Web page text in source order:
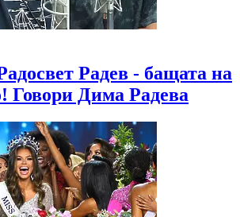
Радев - бащата на
Говори Дима Радева